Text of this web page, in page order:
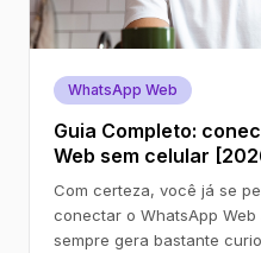
WhatsApp Web
Guia Completo:
Web sem celular
Com certeza, você já se
conectar o WhatsApp Web
sempre gera bastante